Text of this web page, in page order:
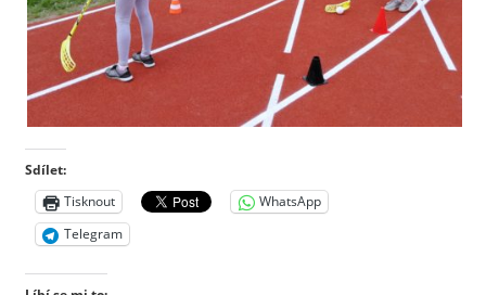
Sdílet:
Tisknout
WhatsApp
Telegram